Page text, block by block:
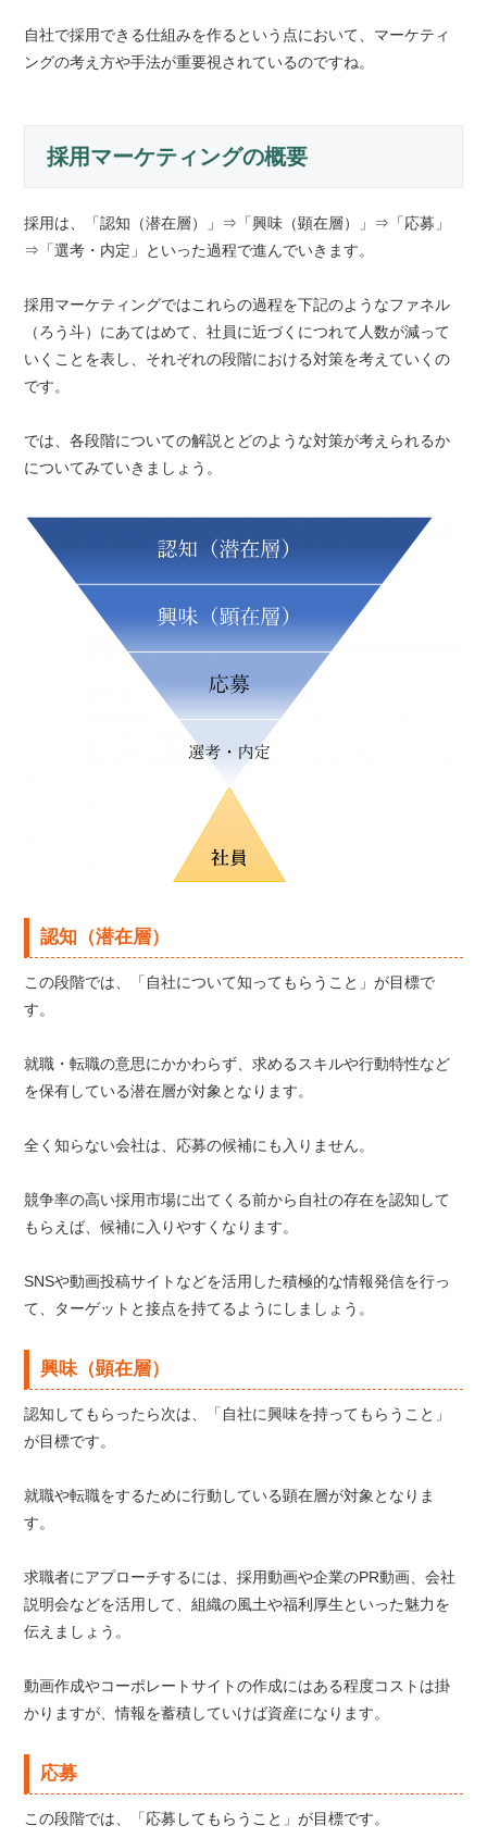
自社で採用できる仕組みを作るという点において、マーケティ
ングの考え方や手法が重要視されているのですね。
採用マーケティングの概要
採用は、「認知（潜在層）」⇒「興味（顕在層）」⇒「応募」
⇒「選考・内定」といった過程で進んでいきます。
採用マーケティングではこれらの過程を下記のようなファネル
（ろう斗）にあてはめて、社員に近づくにつれて人数が減って
いくことを表し、それぞれの段階における対策を考えていくの
です。
では、各段階についての解説とどのような対策が考えられるか
についてみていきましょう。
認知（潜在層）
この段階では、「自社について知ってもらうこと」が目標で
す。
就職・転職の意思にかかわらず、求めるスキルや行動特性など
を保有している潜在層が対象となります。
全く知らない会社は、応募の候補にも入りません。
競争率の高い採用市場に出てくる前から自社の存在を認知して
もらえば、候補に入りやすくなります。
SNSや動画投稿サイトなどを活用した積極的な情報発信を行っ
て、ターゲットと接点を持てるようにしましょう。
興味（顕在層）
認知してもらったら次は、「自社に興味を持ってもらうこと」
が目標です。
就職や転職をするために行動している顕在層が対象となりま
す。
求職者にアプローチするには、採用動画や企業のPR動画、会社
説明会などを活用して、組織の風土や福利厚生といった魅力を
伝えましょう。
動画作成やコーポレートサイトの作成にはある程度コストは掛
かりますが、情報を蓄積していけば資産になります。
応募
この段階では、「応募してもらうこと」が目標です。